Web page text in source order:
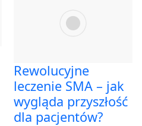
Rewolucyjne
leczenie SMA – jak
wygląda przyszłość
dla pacjentów?